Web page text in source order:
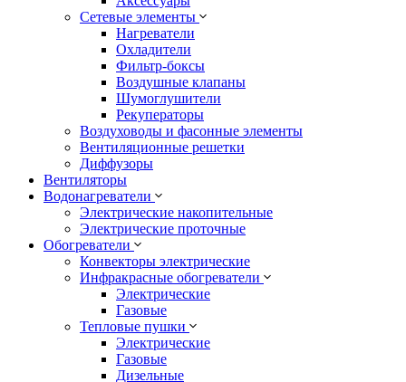
Сетевые элементы
Нагреватели
Охладители
Фильтр-боксы
Воздушные клапаны
Шумоглушители
Рекуператоры
Воздуховоды и фасонные элементы
Вентиляционные решетки
Диффузоры
Вентиляторы
Водонагреватели
Электрические накопительные
Электрические проточные
Обогреватели
Конвекторы электрические
Инфракрасные обогреватели
Электрические
Газовые
Тепловые пушки
Электрические
Газовые
Дизельные